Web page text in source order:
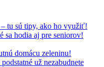
tu sú tipy, ako ho využiť!
sa hodia aj pre seniorov!
domácu zeleninu!
už nezabudnete